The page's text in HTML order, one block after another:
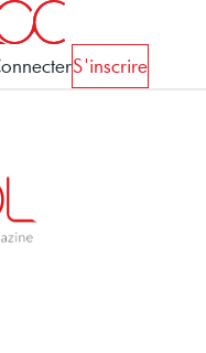
S'inscrire